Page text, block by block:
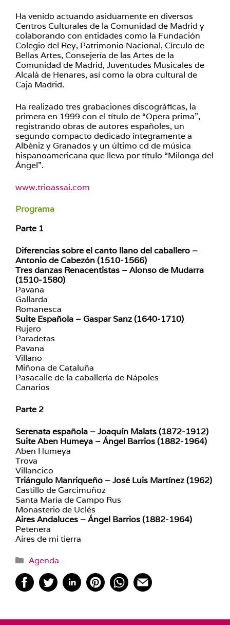
Ha venido actuando asiduamente en diversos
Centros Culturales de la Comunidad de Madrid y
colaborando con entidades como la Fundación
Colegio del Rey, Patrimonio Nacional, Círculo de
Bellas Artes, Consejería de las Artes de la
Comunidad de Madrid, Juventudes Musicales de
Alcalá de Henares, así como la obra cultural de
Caja Madrid.
Ha realizado tres grabaciones discográficas, la
primera en 1999 con el título de “Opera prima”,
registrando obras de autores españoles, un
segundo compacto dedicado íntegramente a
Albéniz y Granados y un último cd de música
hispanoamericana que lleva por título “Milonga del
Ángel”.
www.trioassai.com
Programa
Parte 1
Diferencias sobre el canto llano del caballero –
Antonio de Cabezón (1510-1566)
Tres danzas Renacentistas – Alonso de Mudarra
(1510-1580)
Pavana
Gallarda
Romanesca
Suite Española – Gaspar Sanz (1640-1710)
Rujero
Paradetas
Pavana
Villano
Miñona de Cataluña
Pasacalle de la caballería de Nápoles
Canarios
Parte 2
Serenata española – Joaquín Malats (1872-1912)
Suite Aben Humeya – Ángel Barrios (1882-1964)
Aben Humeya
Trova
Villancico
Triángulo Manriqueño – José Luis Martínez (1962)
Castillo de Garcimuñoz
Santa María de Campo Rus
Monasterio de Uclés
Aires Andaluces – Ángel Barrios (1882-1964)
Petenera
Aires de mi tierra
Categorías
Agenda